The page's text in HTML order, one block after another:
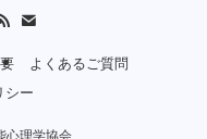
よくあるご質問
シー
理学協会.